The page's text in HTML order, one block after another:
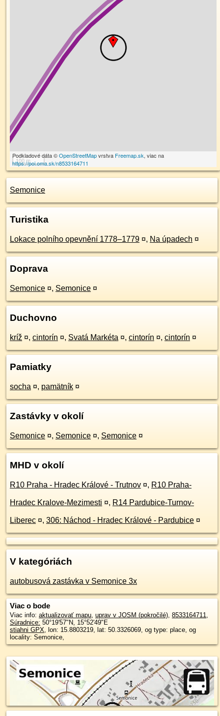
100 m
Podkladové dáta ©OpenStreetMapvrstva Freemap.sk, viac na
https://poi.oma.sk/n8533164711
Semonice
Turistika
Lokace polního opevnění 1778–1779 ¤, Na úpadech ¤
Doprava
Semonice ¤, Semonice ¤
Duchovno
kríž ¤, cintorín ¤, Svatá Markéta ¤, cintorín ¤, cintorín ¤
Pamiatky
socha ¤, pamätník ¤
Zastávky v okolí
Semonice ¤, Semonice ¤, Semonice ¤
MHD v okolí
R10 Praha - Hradec Králové - Trutnov ¤, R10 Praha-
Hradec Kralove-Mezimesti ¤, R14 Pardubice-Turnov-
Liberec ¤, 306: Náchod - Hradec Králové - Pardubice ¤
V kategóriách
autobusová zastávka v Semonice 3x
Viac o bode
Viac info: aktualizovať mapu, uprav v JOSM (pokročilé), 8533164711,
Súradnice: 50°19'57"N, 15°52'49"E
stiahni GPX, lon: 15.8803219, lat: 50.3326069, og type: place, og
locality: Semonice,